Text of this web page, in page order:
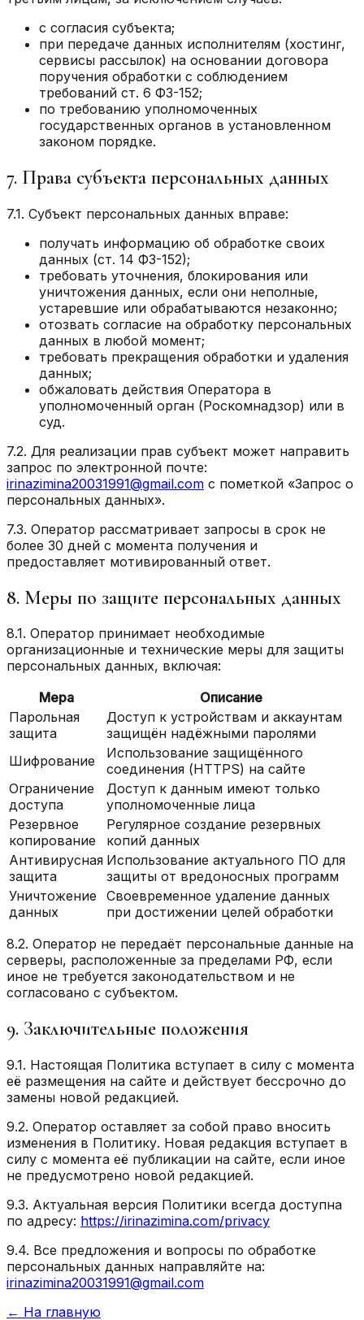
с согласия субъекта;
при передаче данных исполнителям (хостинг,
сервисы рассылок) на основании договора
поручения обработки с соблюдением
требований ст. 6 ФЗ-152;
по требованию уполномоченных
государственных органов в установленном
законом порядке.
7. Права субъекта персональных данных
7.1. Субъект персональных данных вправе:
получать информацию об обработке своих
данных (ст. 14 ФЗ-152);
требовать уточнения, блокирования или
уничтожения данных, если они неполные,
устаревшие или обрабатываются незаконно;
отозвать согласие на обработку персональных
данных в любой момент;
требовать прекращения обработки и удаления
данных;
обжаловать действия Оператора в
уполномоченный орган (Роскомнадзор) или в
суд.
7.2. Для реализации прав субъект может направить
запрос по электронной почте:
irinazimina20031991@gmail.com с пометкой «Запрос о
персональных данных».
7.3. Оператор рассматривает запросы в срок не
более 30 дней с момента получения и
предоставляет мотивированный ответ.
8. Меры по защите персональных данных
8.1. Оператор принимает необходимые
организационные и технические меры для защиты
персональных данных, включая:
Мера
Описание
Парольная
защита
Доступ к устройствам и аккаунтам
защищён надёжными паролями
Шифрование
Использование защищённого
соединения (HTTPS) на сайте
Ограничение
доступа
Доступ к данным имеют только
уполномоченные лица
Резервное
копирование
Регулярное создание резервных
копий данных
Антивирусная
защита
Использование актуального ПО для
защиты от вредоносных программ
Уничтожение
данных
Своевременное удаление данных
при достижении целей обработки
8.2. Оператор не передаёт персональные данные на
серверы, расположенные за пределами РФ, если
иное не требуется законодательством и не
согласовано с субъектом.
9. Заключительные положения
9.1. Настоящая Политика вступает в силу с момента
её размещения на сайте и действует бессрочно до
замены новой редакцией.
9.2. Оператор оставляет за собой право вносить
изменения в Политику. Новая редакция вступает в
силу с момента её публикации на сайте, если иное
не предусмотрено новой редакцией.
9.3. Актуальная версия Политики всегда доступна
по адресу: https://irinazimina.com/privacy
9.4. Все предложения и вопросы по обработке
персональных данных направляйте на:
irinazimina20031991@gmail.com
← На главную